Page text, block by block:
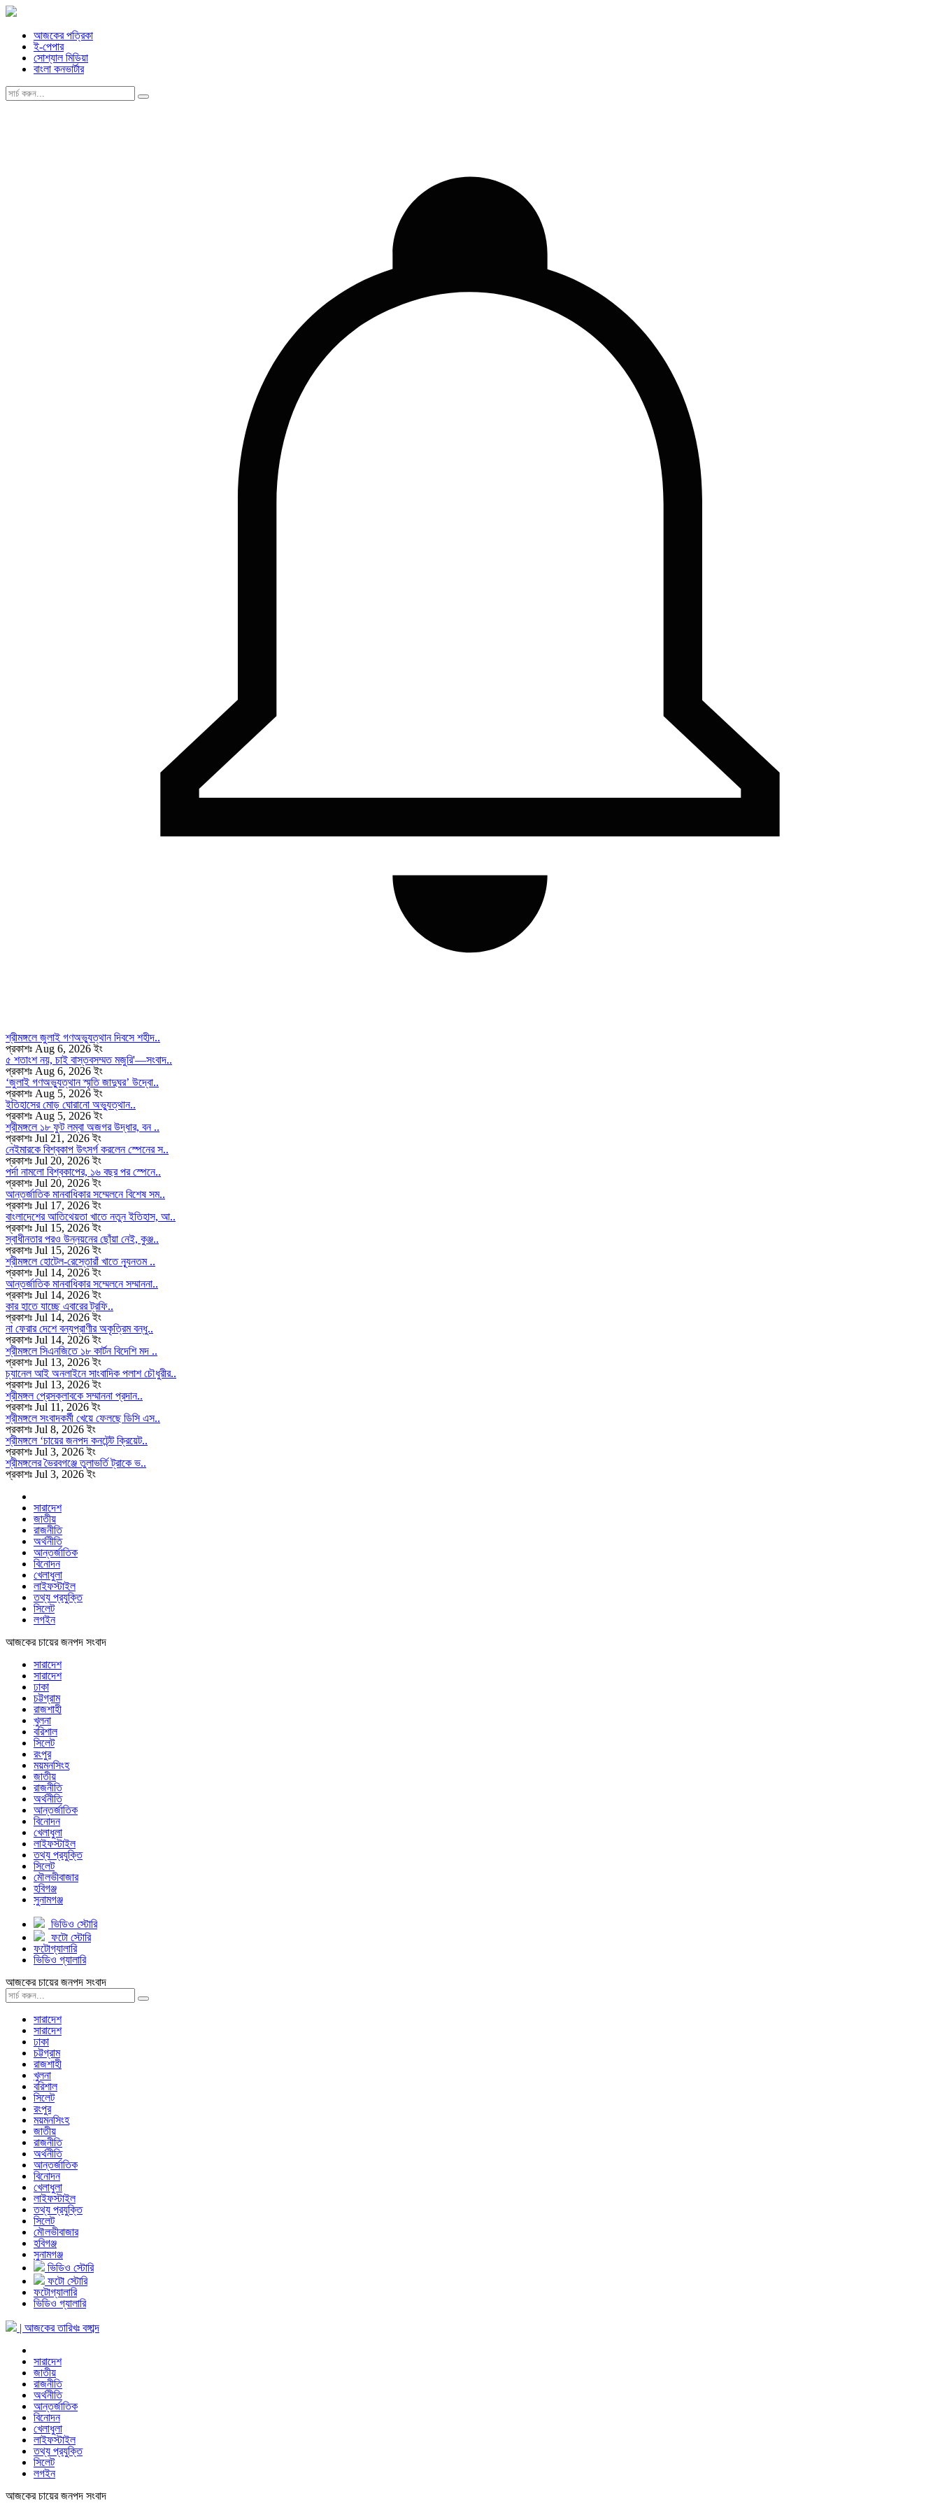
আজকের পত্রিকা
ই-পেপার
সোশ্যাল মিডিয়া
বাংলা কনভার্টার
শ্রীমঙ্গলে জুলাই গণঅভ্যুত্থান দিবসে শহীদ..
প্রকাশঃ Aug 6, 2026 ইং
৫ শতাংশ নয়, চাই বাস্তবসম্মত মজুরি'—সংবাদ..
প্রকাশঃ Aug 6, 2026 ইং
‘জুলাই গণঅভ্যুত্থান স্মৃতি জাদুঘর’ উদ্বো..
প্রকাশঃ Aug 5, 2026 ইং
ইতিহাসের মোড় ঘোরানো অভ্যুত্থান..
প্রকাশঃ Aug 5, 2026 ইং
শ্রীমঙ্গলে ১৮ ফুট লম্বা অজগর উদ্ধার, বন ..
প্রকাশঃ Jul 21, 2026 ইং
নেইমারকে বিশ্বকাপ উৎসর্গ করলেন স্পেনের স..
প্রকাশঃ Jul 20, 2026 ইং
পর্দা নামলো বিশ্বকাপের, ১৬ বছর পর স্পেনে..
প্রকাশঃ Jul 20, 2026 ইং
আন্তর্জাতিক মানবাধিকার সম্মেলনে বিশেষ সম..
প্রকাশঃ Jul 17, 2026 ইং
বাংলাদেশের আতিথেয়তা খাতে নতুন ইতিহাস, আ..
প্রকাশঃ Jul 15, 2026 ইং
স্বাধীনতার পরও উন্নয়নের ছোঁয়া নেই, কুঞ্জ..
প্রকাশঃ Jul 15, 2026 ইং
শ্রীমঙ্গলে হোটেল-রেস্তোরাঁ খাতে ন্যূনতম ..
প্রকাশঃ Jul 14, 2026 ইং
আন্তর্জাতিক মানবাধিকার সম্মেলনে সম্মাননা..
প্রকাশঃ Jul 14, 2026 ইং
কার হাতে যাচ্ছে এবারের ট্রফি..
প্রকাশঃ Jul 14, 2026 ইং
না ফেরার দেশে বন্যপ্রাণীর অকৃত্রিম বন্ধু..
প্রকাশঃ Jul 14, 2026 ইং
শ্রীমঙ্গলে সিএনজিতে ১৮ কার্টন বিদেশি মদ ..
প্রকাশঃ Jul 13, 2026 ইং
চ্যানেল আই অনলাইনে সাংবাদিক পলাশ চৌধুরীর..
প্রকাশঃ Jul 13, 2026 ইং
শ্রীমঙ্গল প্রেসক্লাবকে সম্মাননা প্রদান..
প্রকাশঃ Jul 11, 2026 ইং
শ্রীমঙ্গলে সংবাদকর্মী খেয়ে ফেলছে ডিসি এস..
প্রকাশঃ Jul 8, 2026 ইং
শ্রীমঙ্গলে ‘চায়ের জনপদ কনটেন্ট ক্রিয়েট..
প্রকাশঃ Jul 3, 2026 ইং
শ্রীমঙ্গলের ভৈরবগঞ্জে তুলাভর্তি ট্রাকে ভ..
প্রকাশঃ Jul 3, 2026 ইং
সারাদেশ
জাতীয়
রাজনীতি
অর্থনীতি
আন্তর্জাতিক
বিনোদন
খেলাধুলা
লাইফস্টাইল
তথ্য প্রযুক্তি
সিলেট
লগইন
আজকের চায়ের জনপদ সংবাদ
সারাদেশ
সারাদেশ
ঢাকা
চট্টগ্রাম
রাজশাহী
খুলনা
বরিশাল
সিলেট
রংপুর
ময়মনসিংহ
জাতীয়
রাজনীতি
অর্থনীতি
আন্তর্জাতিক
বিনোদন
খেলাধুলা
লাইফস্টাইল
তথ্য প্রযুক্তি
সিলেট
মৌলভীবাজার
হবিগঞ্জ
সুনামগঞ্জ
ভিডিও স্টোরি
ফটো স্টোরি
ফটোগ্যালারি
ভিডিও গ্যালারি
আজকের চায়ের জনপদ সংবাদ
সারাদেশ
সারাদেশ
ঢাকা
চট্টগ্রাম
রাজশাহী
খুলনা
বরিশাল
সিলেট
রংপুর
ময়মনসিংহ
জাতীয়
রাজনীতি
অর্থনীতি
আন্তর্জাতিক
বিনোদন
খেলাধুলা
লাইফস্টাইল
তথ্য প্রযুক্তি
সিলেট
মৌলভীবাজার
হবিগঞ্জ
সুনামগঞ্জ
ভিডিও স্টোরি
ফটো স্টোরি
ফটোগ্যালারি
ভিডিও গ্যালারি
| আজকের তারিখঃ বঙ্গাব্দ
সারাদেশ
জাতীয়
রাজনীতি
অর্থনীতি
আন্তর্জাতিক
বিনোদন
খেলাধুলা
লাইফস্টাইল
তথ্য প্রযুক্তি
সিলেট
লগইন
আজকের চায়ের জনপদ সংবাদ